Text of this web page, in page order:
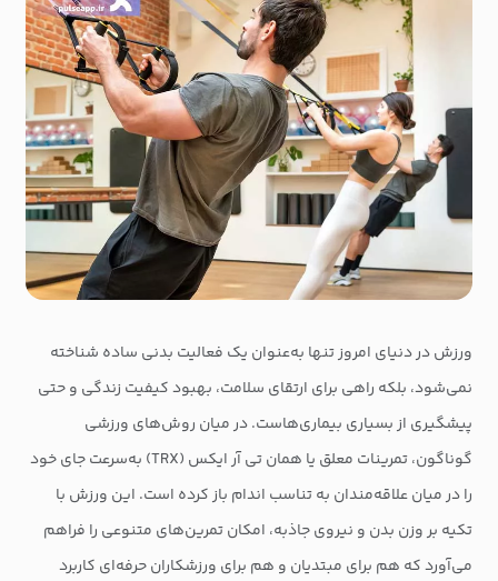
ورزش در دنیای امروز تنها به‌عنوان یک فعالیت بدنی ساده شناخته
نمی‌شود، بلکه راهی برای ارتقای سلامت، بهبود کیفیت زندگی و حتی
پیشگیری از بسیاری بیماری‌هاست. در میان روش‌های ورزشی
گوناگون، تمرینات معلق یا همان تی آر ایکس (TRX) به‌سرعت جای خود
را در میان علاقه‌مندان به تناسب اندام باز کرده است. این ورزش با
تکیه بر وزن بدن و نیروی جاذبه، امکان تمرین‌های متنوعی را فراهم
می‌آورد که هم برای مبتدیان و هم برای ورزشکاران حرفه‌ای کاربرد